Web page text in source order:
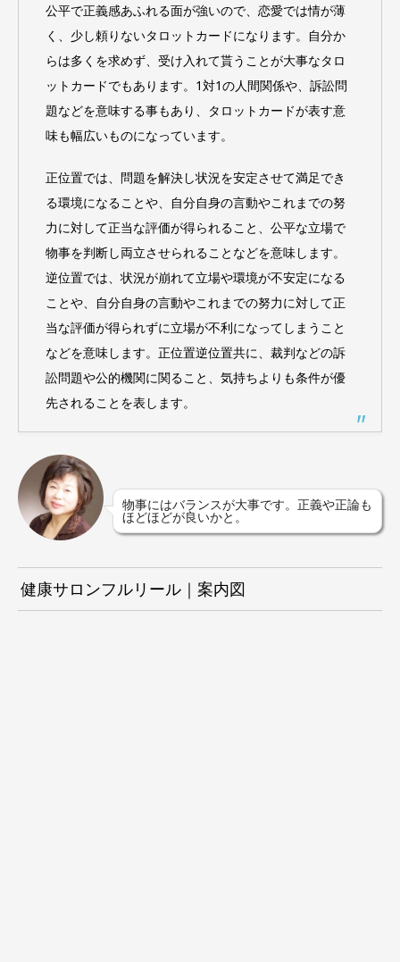
公平で正義感あふれる面が強いので、恋愛では情が薄
く、少し頼りないタロットカードになります。自分か
らは多くを求めず、受け入れて貰うことが大事なタロ
ットカードでもあります。1対1の人間関係や、訴訟問
題などを意味する事もあり、タロットカードが表す意
味も幅広いものになっています。
正位置では、問題を解決し状況を安定させて満足でき
る環境になることや、自分自身の言動やこれまでの努
力に対して正当な評価が得られること、公平な立場で
物事を判断し両立させられることなどを意味します。
逆位置では、状況が崩れて立場や環境が不安定になる
ことや、自分自身の言動やこれまでの努力に対して正
当な評価が得られずに立場が不利になってしまうこと
などを意味します。正位置逆位置共に、裁判などの訴
訟問題や公的機関に関ること、気持ちよりも条件が優
先されることを表します。
物事にはバランスが大事です。正義や正論も
ほどほどが良いかと。
健康サロンフルリール｜案内図